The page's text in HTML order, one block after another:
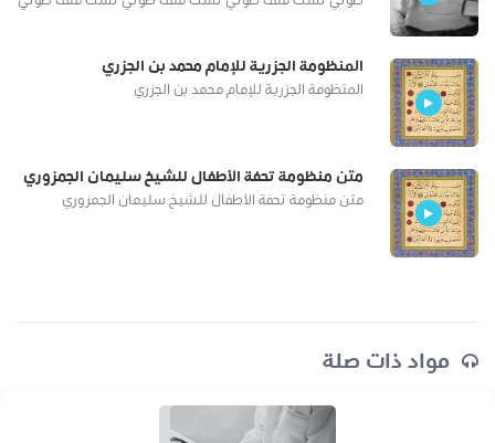
المنظومة الجزرية للإمام محمد بن الجزري
المنظومة الجزرية للإمام محمد بن الجزري
متن منظومة تحفة الأطفال للشيخ سليمان الجمزوري
متن منظومة تحفة الأطفال للشيخ سليمان الجمزوري
مواد ذات صلة